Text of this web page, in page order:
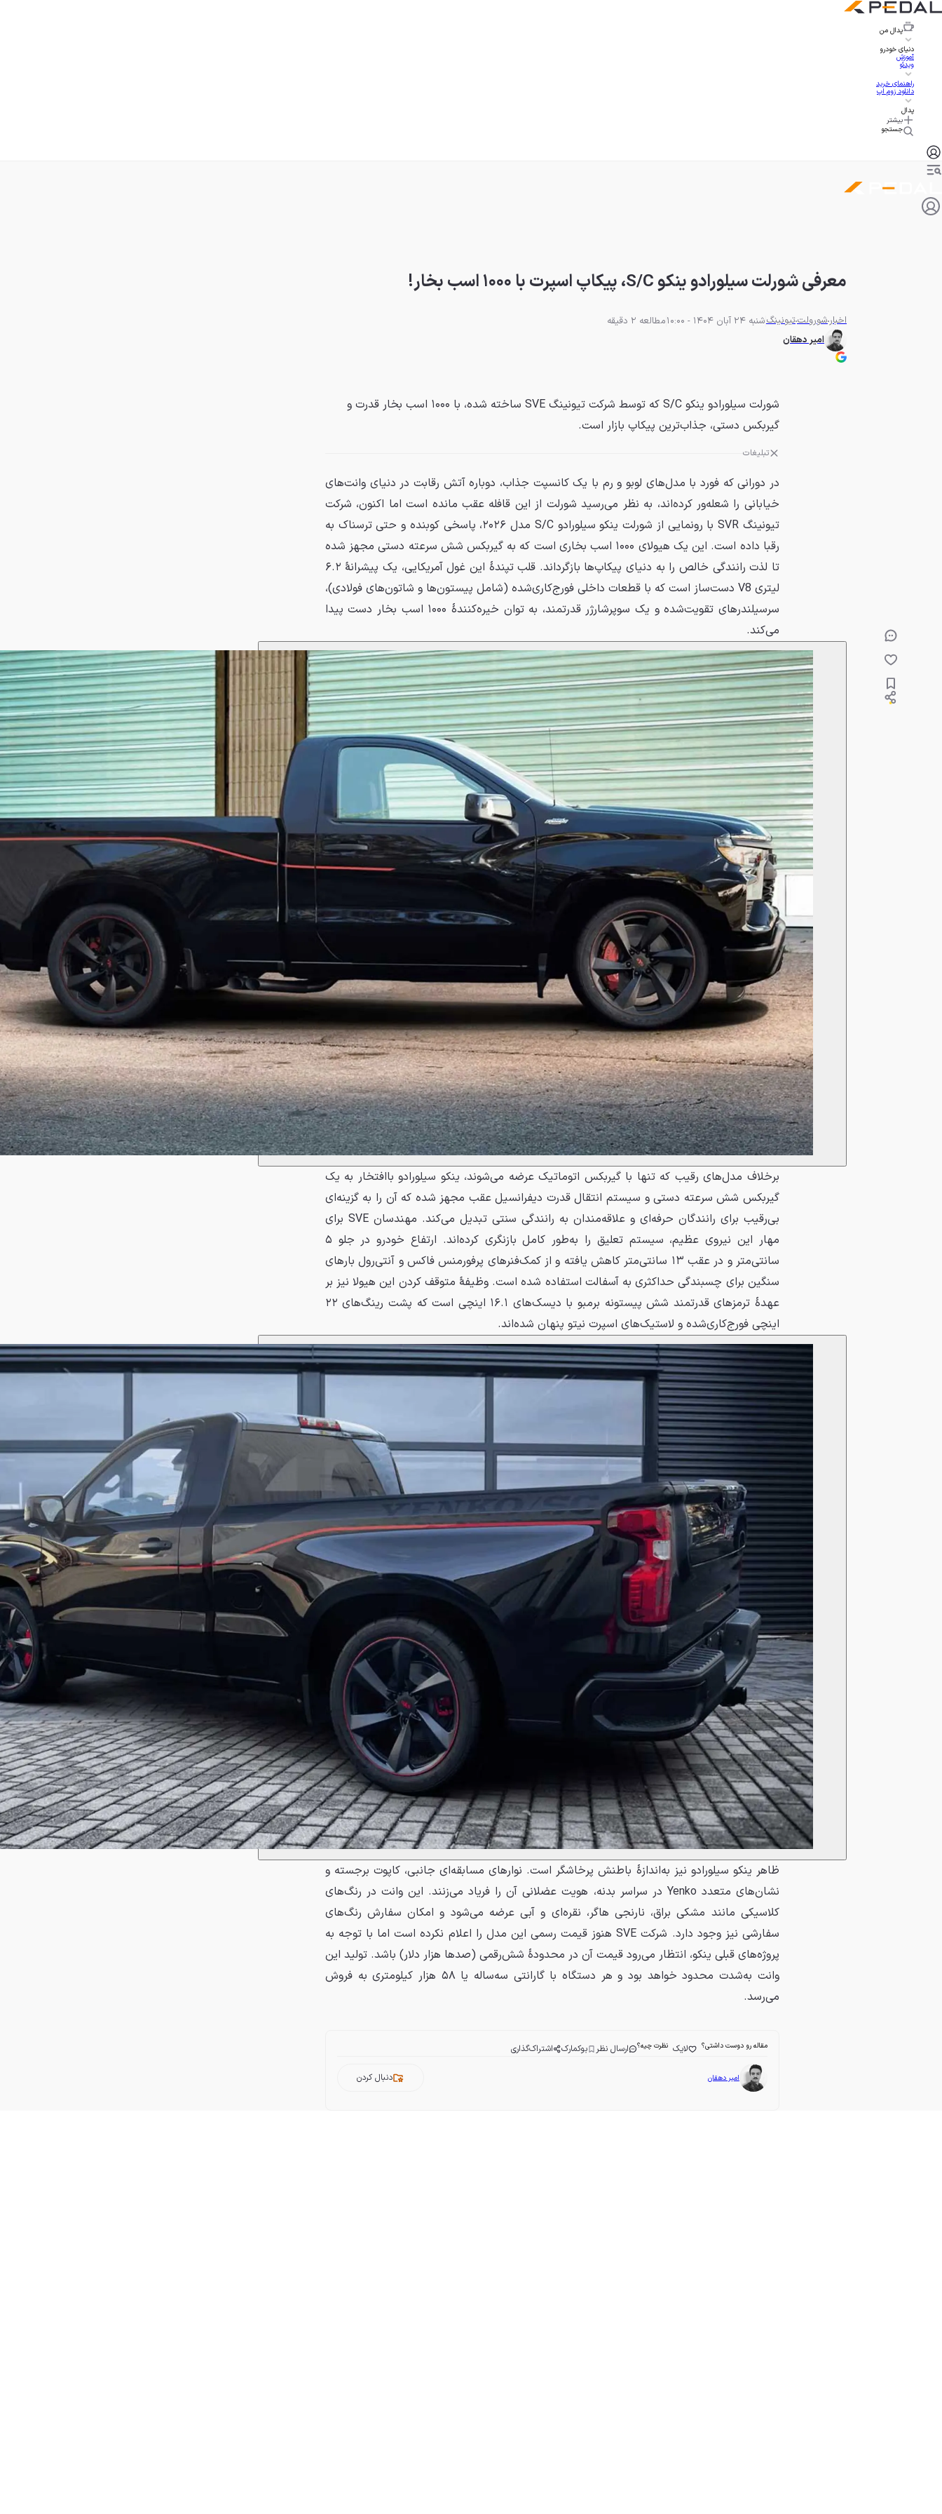
پدال من
دنیای خودرو
آموزش
ویدئو
راهنمای خرید
دانلود زوم اپ
پدال
بیشتر
جستجو
معرفی شورلت سیلورادو ینکو S/C، پیکاپ اسپرت با ۱۰۰۰ اسب بخار!
اخبارشورولتتیونینگشنبه 24 آبان 1404 - 10:00
مطالعه 2 دقیقه
امیر دهقان
شورلت سیلورادو ینکو S/C که توسط شرکت تیونینگ SVE ساخته شده، با ۱۰۰۰ اسب بخار قدرت و
گیربکس دستی، جذاب‌ترین پیکاپ بازار است.
تبلیغات
در دورانی که فورد با مدل‌های لوبو و رم با یک کانسپت جذاب، دوباره آتش رقابت در دنیای وانت‌های
خیابانی را شعله‌ور کرده‌اند، به نظر می‌رسید شورلت از این قافله عقب مانده است اما اکنون، شرکت
تیونینگ SVR با رونمایی از شورلت ینکو سیلورادو S/C مدل ۲۰۲۶، پاسخی کوبنده و حتی ترسناک به
رقبا داده است. این یک هیولای ۱۰۰۰ اسب بخاری است که به گیربکس شش سرعته دستی مجهز شده
تا لذت رانندگی خالص را به دنیای پیکاپ‌ها بازگرداند. قلب تپندهٔ این غول آمریکایی، یک پیشرانهٔ ۶.۲
لیتری V8 دست‌ساز است که با قطعات داخلی فورج‌کاری‌شده (شامل پیستون‌ها و شاتون‌های فولادی)،
سرسیلندرهای تقویت‌شده و یک سوپرشارژر قدرتمند، به توان خیره‌کنندهٔ ۱۰۰۰ اسب بخار دست پیدا
می‌کند.
برخلاف مدل‌های رقیب که تنها با گیربکس اتوماتیک عرضه می‌شوند، ینکو سیلورادو باافتخار به یک
گیربکس شش سرعته دستی و سیستم انتقال قدرت دیفرانسیل عقب مجهز شده که آن را به گزینه‌ای
بی‌رقیب برای رانندگان حرفه‌ای و علاقه‌مندان به رانندگی سنتی تبدیل می‌کند. مهندسان SVE برای
مهار این نیروی عظیم، سیستم تعلیق را به‌طور کامل بازنگری کرده‌اند. ارتفاع خودرو در جلو ۵
سانتی‌متر و در عقب ۱۳ سانتی‌متر کاهش یافته و از کمک‌فنرهای پرفورمنس فاکس و آنتی‌رول بارهای
سنگین برای چسبندگی حداکثری به آسفالت استفاده شده است. وظیفهٔ متوقف کردن این هیولا نیز بر
عهدهٔ ترمزهای قدرتمند شش پیستونه برمبو با دیسک‌های ۱۶.۱ اینچی است که پشت رینگ‌های ۲۲
اینچی فورج‌کاری‌شده و لاستیک‌های اسپرت نیتو پنهان شده‌اند.
ظاهر ینکو سیلورادو نیز به‌اندازهٔ باطنش پرخاشگر است. نوارهای مسابقه‌ای جانبی، کاپوت برجسته و
نشان‌های متعدد Yenko در سراسر بدنه، هویت عضلانی آن را فریاد می‌زنند. این وانت در رنگ‌های
کلاسیکی مانند مشکی براق، نارنجی هاگر، نقره‌ای و آبی عرضه می‌شود و امکان سفارش رنگ‌های
سفارشی نیز وجود دارد. شرکت SVE هنوز قیمت رسمی این مدل را اعلام نکرده است اما با توجه به
پروژه‌های قبلی ینکو، انتظار می‌رود قیمت آن در محدودهٔ شش‌رقمی (صدها هزار دلار) باشد. تولید این
وانت به‌شدت محدود خواهد بود و هر دستگاه با گارانتی سه‌ساله یا ۵۸ هزار کیلومتری به فروش
می‌رسد.
مقاله رو دوست داشتی؟ لایک نظرت چیه؟ ارسال نظر بوکمارک اشتراک‌گذاری
امیر دهقان دنبال کردن